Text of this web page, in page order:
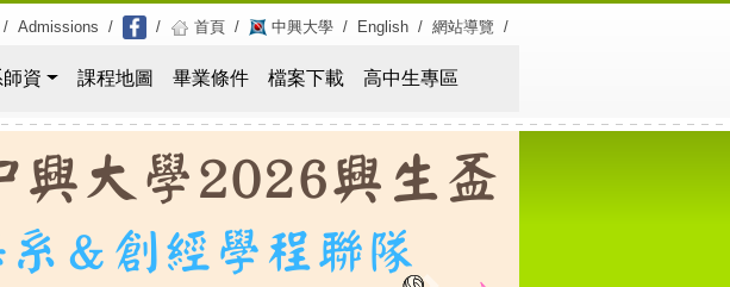
/ Admissions / / 首頁 / 中興大學 / English / 網站導覽 /
資 課程地圖 畢業條件 檔案下載 高中生專區